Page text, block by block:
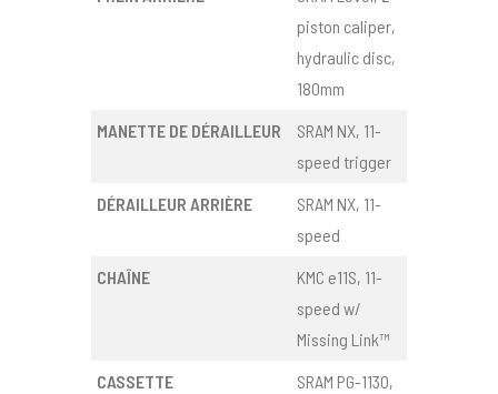
piston caliper,
hydraulic disc,
180mm
MANETTE DE DÉRAILLEUR
SRAM NX, 11-
speed trigger
DÉRAILLEUR ARRIÈRE
SRAM NX, 11-
speed
CHAÎNE
KMC e11S, 11-
speed w/
Missing Link™
CASSETTE
SRAM PG-1130,